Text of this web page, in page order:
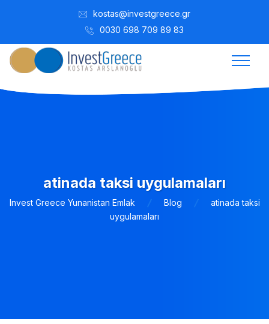
kostas@investgreece.gr
0030 698 709 89 83
atinada taksi uygulamaları
Invest Greece Yunanistan Emlak Blog
atinada taksi
uygulamaları